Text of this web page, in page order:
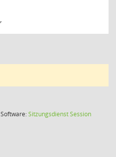
Software:SitzungsdienstSession(Wird in